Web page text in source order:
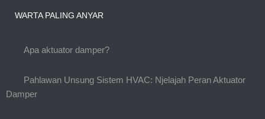
WARTA PALING ANYAR
Apa aktuator damper?
Pahlawan Unsung Sistem HVAC: Njelajah Peran Aktuator
Damper